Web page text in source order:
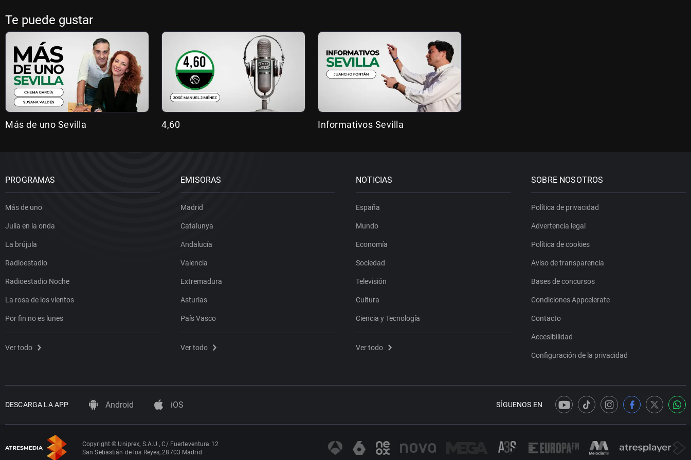
Te puede gustar
Más de uno Sevilla 4,60 Informativos Sevilla
PROGRAMAS
Más de uno
Julia en la onda
La brújula
Radioestadio
Radioestadio Noche
La rosa de los vientos
Por fin no es lunes
Ver todo
EMISORAS
Madrid
Catalunya
Andalucía
Valencia
Extremadura
Asturias
País Vasco
Ver todo
NOTICIAS
España
Mundo
Economía
Sociedad
Televisión
Cultura
Ciencia y Tecnología
Ver todo
SOBRE NOSOTROS
Política de privacidad
Advertencia legal
Política de cookies
Aviso de transparencia
Bases de concursos
Condiciones Appcelerate
Contacto
Accesibilidad
Configuración de la privacidad
DESCARGA LA APP Android iOS SÍGUENOS EN
Copyright © Uniprex, S.A.U., C/ Fuerteventura 12
San Sebastián de los Reyes, 28703 Madrid